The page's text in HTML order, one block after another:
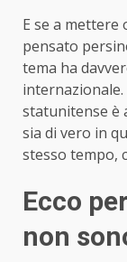
E se a mettere
pensato
tema ha
statunitense è
sia di vero in
stesso tempo,
Ecco
non